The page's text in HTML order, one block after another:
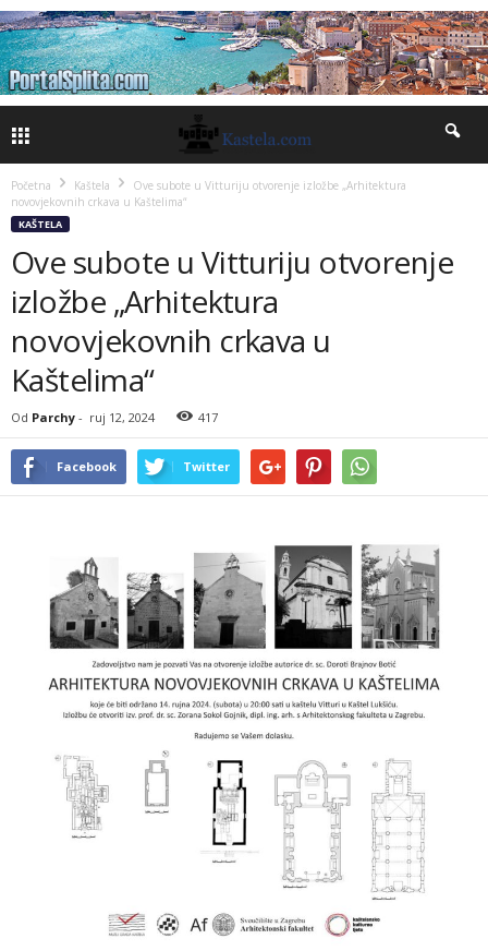
Početna Kaštela
Ove subote u Vitturiju otvorenje izložbe „Arhitektura
novovjekovnih crkava u Kaštelima“
KAŠTELA
Ove subote u Vitturiju otvorenje
izložbe „Arhitektura
novovjekovnih crkava u
Kaštelima“
Od Parchy - ruj 12, 2024 417
Facebook Twitter